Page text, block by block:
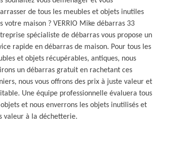
de tous les meubles et objets inutiles
votre maison ? VERRIO Mike débarras 33
spécialiste de débarras vous propose un
rapide en débarras de maison. Pour tous les
et objets récupérables, antiques, nous
un débarras gratuit en rachetant ces
nous vous offrons des prix à juste valeur et
Une équipe professionnelle évaluera tous
et nous enverrons les objets inutilisés et
valeur à la déchetterie.